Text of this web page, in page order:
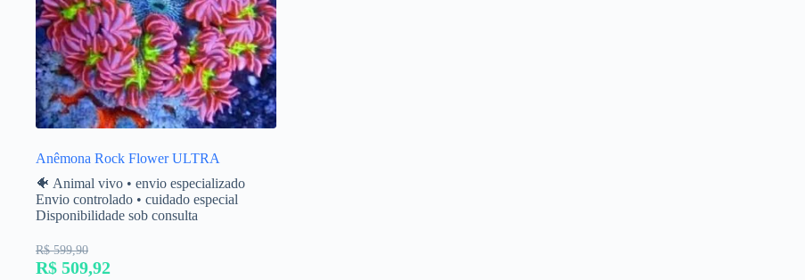
Anêmona Rock Flower ULTRA
🐠 Animal vivo • envio especializado
Envio controlado • cuidado especial
Disponibilidade sob consulta
R$ 599,90
R$ 509,92